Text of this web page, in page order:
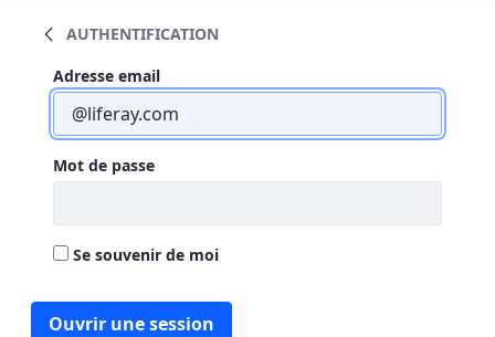
AUTHENTIFICATION
Authentification
Authentification
Adresse email
Mot de passe
Se souvenir de moi
Ouvrir une session